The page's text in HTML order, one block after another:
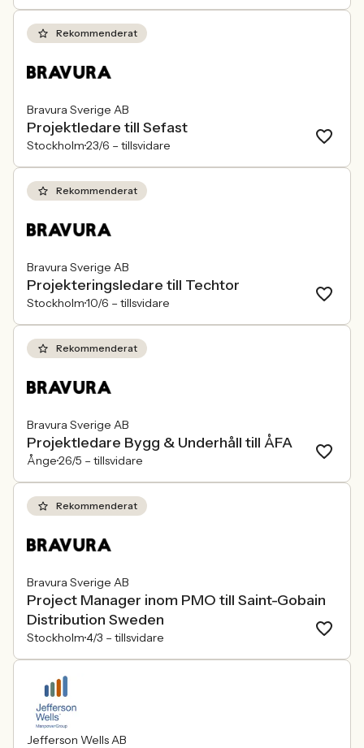
Rekommenderat
Bravura Sverige AB
Projektledare till Sefast
Stockholm23/6 – tillsvidare
Rekommenderat
Bravura Sverige AB
Projekteringsledare till Techtor
Stockholm10/6 – tillsvidare
Rekommenderat
Bravura Sverige AB
Projektledare Bygg & Underhåll till ÅFA
Ånge26/5 – tillsvidare
Rekommenderat
Bravura Sverige AB
Project Manager inom PMO till Saint-Gobain
Distribution Sweden
Stockholm4/3 – tillsvidare
Jefferson Wells AB